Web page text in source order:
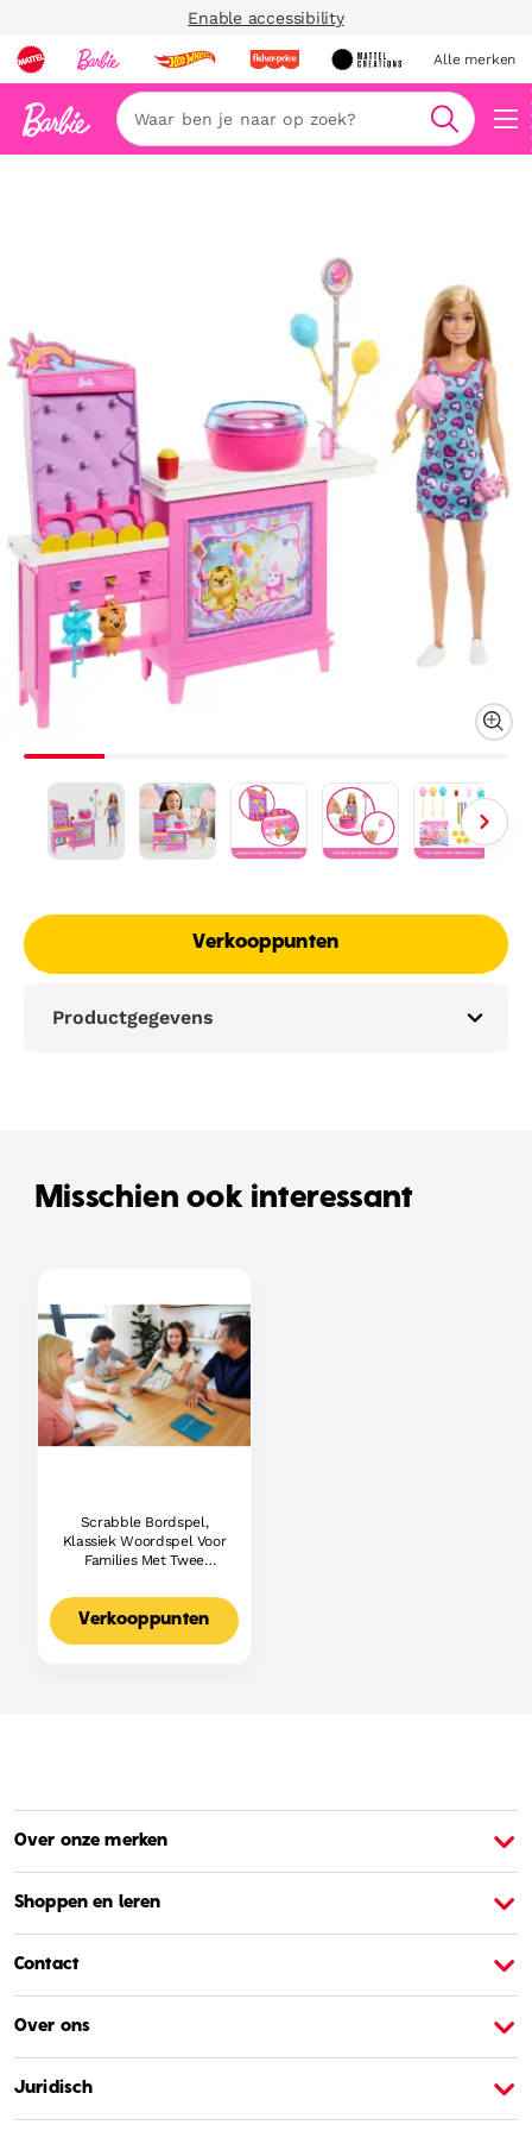
Enable accessibility
Alle merken
Zoeken
Verkooppunten
Productgegevens
Misschien ook interessant
Scrabble Bordspel,
Klassiek Woordspel Voor
Families Met Twee
Voor 2-4 Spelers,
Nederlandse Editie
Verkooppunten
Over onze merken
Shoppen en leren
Contact
Over ons
Juridisch